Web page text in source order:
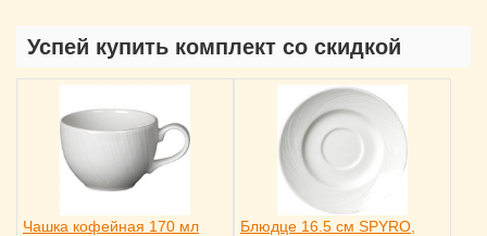
Успей купить комплект со скидкой
Чашка кофейная 170 мл
Блюдце 16.5 см SPYRO,